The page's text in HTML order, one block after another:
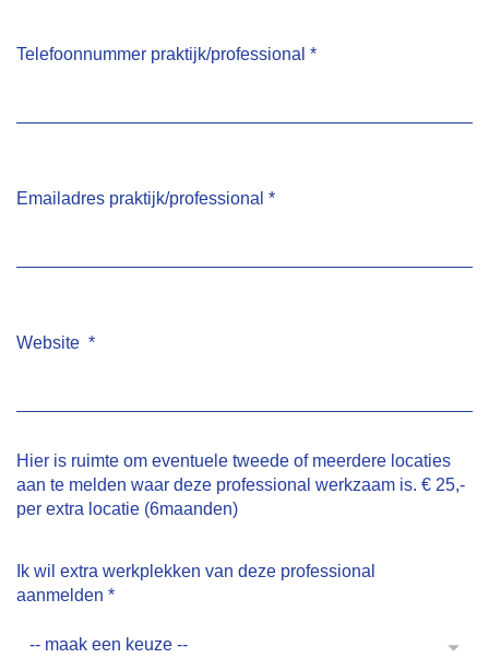
Telefoonnummer praktijk/professional *
Emailadres praktijk/professional *
Website *
Hier is ruimte om eventuele tweede of meerdere locaties
aan te melden waar deze professional werkzaam is. € 25,-
per extra locatie (6maanden)
Ik wil extra werkplekken van deze professional
aanmelden *